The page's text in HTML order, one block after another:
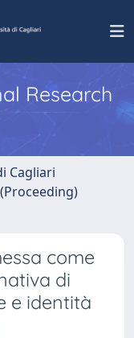
Research
Cagliari
come
di
e identità